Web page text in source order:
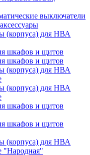
выключатели
для НВА
шкафов и щитов
шкафов и щитов
для НВА
для НВА
шкафов и щитов
шкафов и щитов
для НВА
"Народная"